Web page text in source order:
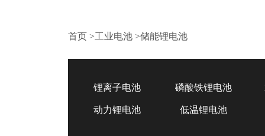
首页 >工业电池 >储能锂电池
锂离子电池 磷酸铁锂电池
动力锂电池 低温锂电池